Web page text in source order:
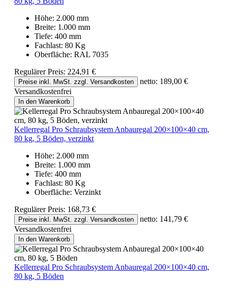
Höhe: 2.000 mm
Breite: 1.000 mm
Tiefe: 400 mm
Fachlast: 80 Kg
Oberfläche: RAL 7035
Regulärer Preis: 224,91 €
Preise inkl. MwSt. zzgl. Versandkosten
netto: 189,00 €
Versandkostenfrei
In den Warenkorb
Kellerregal Pro Schraubsystem Anbauregal 200×100×40 cm,
80 kg, 5 Böden, verzinkt
Höhe: 2.000 mm
Breite: 1.000 mm
Tiefe: 400 mm
Fachlast: 80 Kg
Oberfläche: Verzinkt
Regulärer Preis: 168,73 €
Preise inkl. MwSt. zzgl. Versandkosten
netto: 141,79 €
Versandkostenfrei
In den Warenkorb
Kellerregal Pro Schraubsystem Anbauregal 200×100×40 cm,
80 kg, 5 Böden